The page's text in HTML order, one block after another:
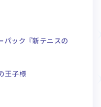
パック『新テニスの
王子様